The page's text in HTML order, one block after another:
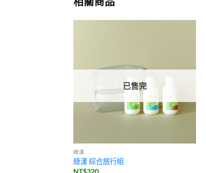
已售完
綠漾
綠漾 綜合旅行組
NT$320